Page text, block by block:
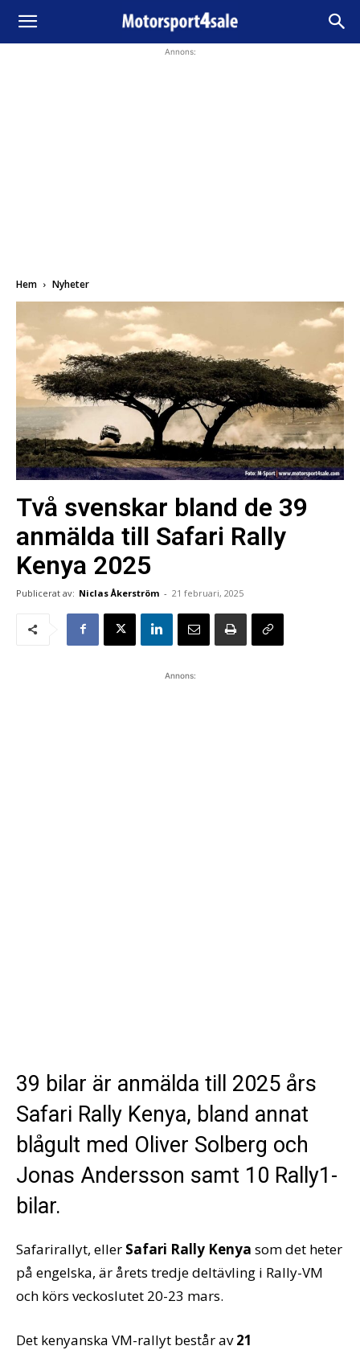
Annons:
Hem Nyheter
Två svenskar bland de 39
anmälda till Safari Rally
Kenya 2025
Publicerat av: Niclas Åkerström - 21 februari, 2025
Annons:
39 bilar är anmälda till 2025 års
Safari Rally Kenya, bland annat
blågult med Oliver Solberg och
Jonas Andersson samt 10 Rally1-
bilar.
Safarirallyt, eller Safari Rally Kenya som det heter
på engelska, är årets tredje deltävling i Rally-VM
och körs veckoslutet 20-23 mars.
Det kenyanska VM-rallyt består av21